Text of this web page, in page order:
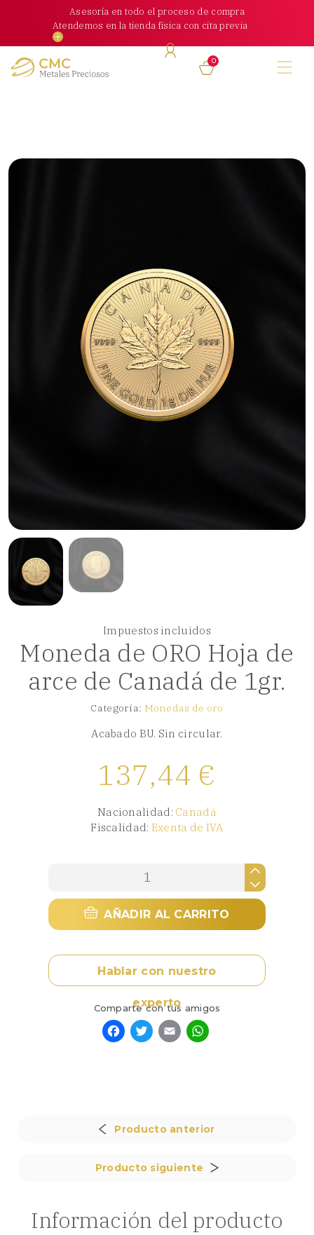
Asesoría en todo el proceso de compra
Atendemos en la tienda física con cita previa
0
Moneda de ORO Hoja de
arce de Canadá de 1gr.
137,44 €
Impuestos incluidos
Nacionalidad: Canadá
Fiscalidad: Exenta de IVA
Acabado BU. Sin circular.
ORO
de
de
Canadá
AÑADIR AL CARRITO
Hablar con nuestro
experto
Comparte con tus amigos
FacebookTwitterEmail
Categoría: Monedas de oro
Producto anterior
Información del producto
Producto siguiente